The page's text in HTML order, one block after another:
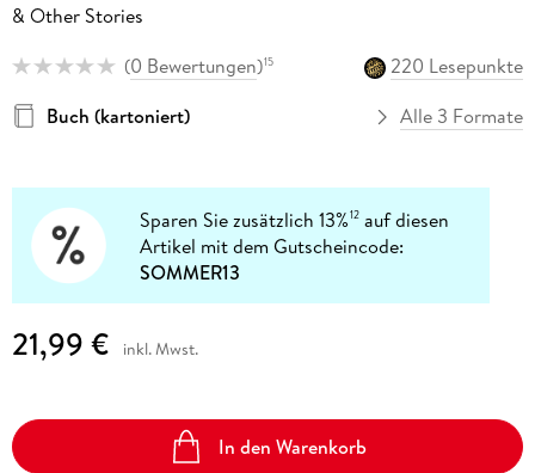
& Other Stories
(0 Bewertungen)15
220 Lesepunkte
Buch (kartoniert)
Alle 3 Formate
Sparen Sie zusätzlich 13%12 auf diesen
Artikel mit dem Gutscheincode:
SOMMER13
21,99 € inkl. Mwst.
In den Warenkorb